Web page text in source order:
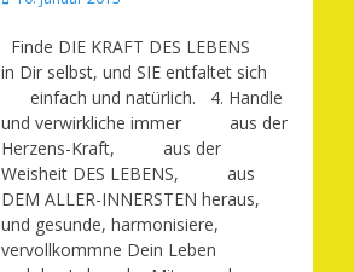
Finde DIE KRAFT DES LEBENS
in Dir selbst, und SIE entfaltet sich
einfach und natürlich. 4. Handle
und verwirkliche immer aus der
Herzens-Kraft, aus der
Weisheit DES LEBENS, aus
DEM ALLER-INNERSTEN heraus,
und gesunde, harmonisiere,
vervollkommne Dein Leben